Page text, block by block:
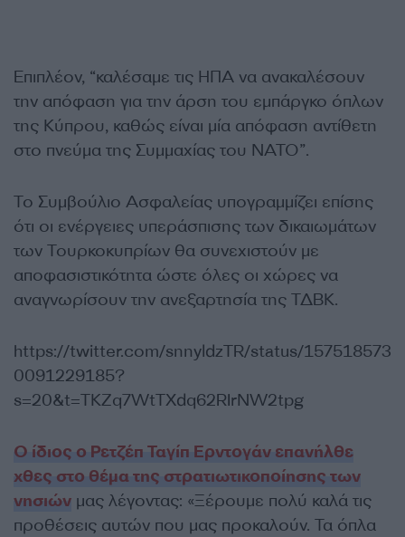
Επιπλέον, “καλέσαμε τις ΗΠΑ να ανακαλέσουν
την απόφαση για την άρση του εμπάργκο όπλων
της Κύπρου, καθώς είναι μία απόφαση αντίθετη
στο πνεύμα της Συμμαχίας του ΝΑΤΟ”.
Το Συμβούλιο Ασφαλείας υπογραμμίζει επίσης
ότι οι ενέργειες υπεράσπισης των δικαιωμάτων
των Τουρκοκυπρίων θα συνεχιστούν με
αποφασιστικότητα ώστε όλες οι χώρες να
αναγνωρίσουν την ανεξαρτησία της ΤΔΒΚ.
https://twitter.com/snnyldzTR/status/157518573
0091229185?
s=20&t=TKZq7WtTXdq62RIrNW2tpg
Ο ίδιος ο Ρετζέπ Ταγίπ Ερντογάν επανήλθε
χθες στο θέμα της στρατιωτικοποίησης των
νησιών μας λέγοντας: «Ξέρουμε πολύ καλά τις
προθέσεις αυτών που μας προκαλούν. Τα όπλα